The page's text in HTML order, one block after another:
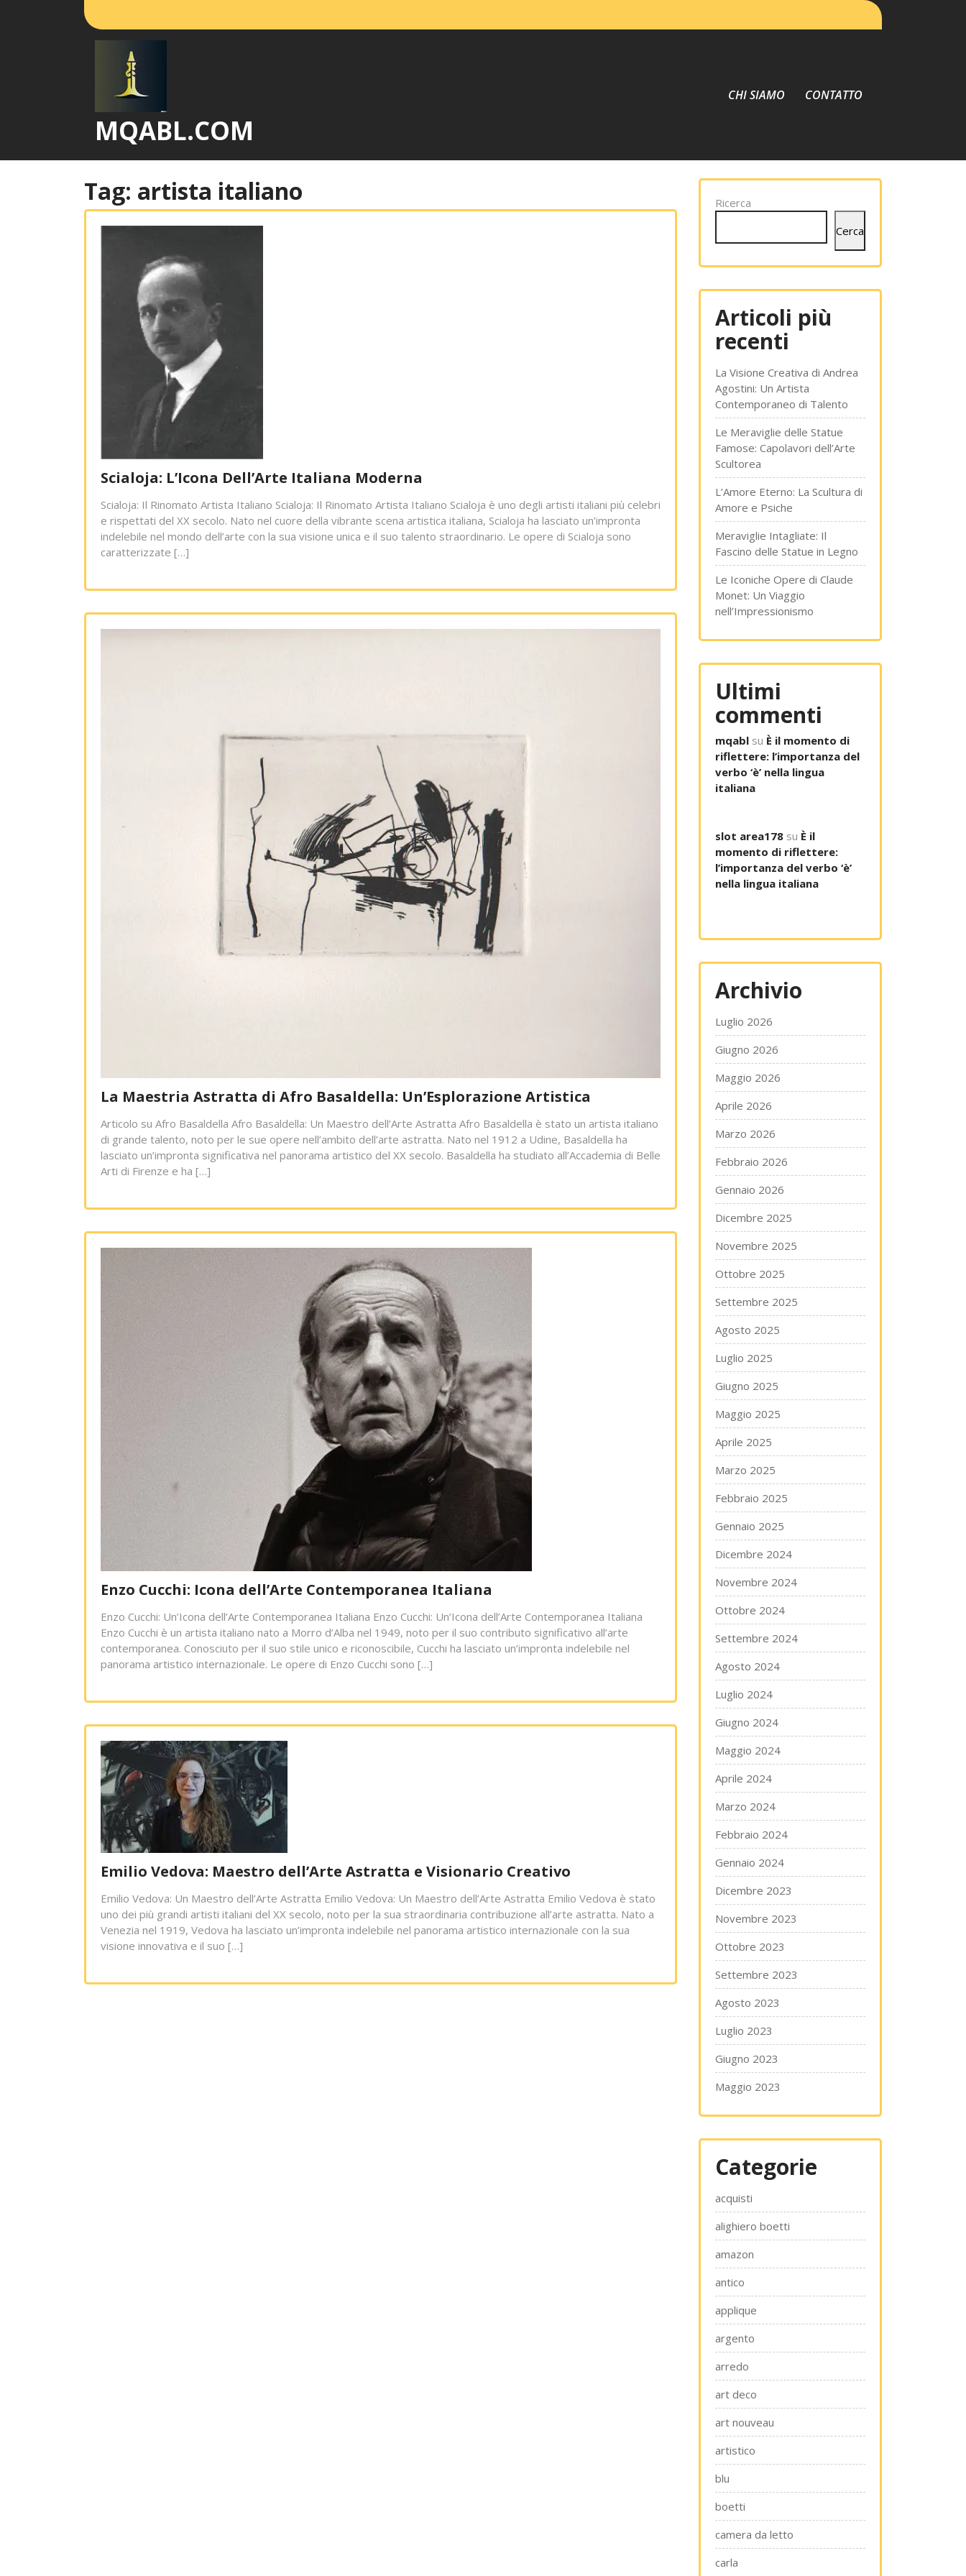
MQABL.COM
CHI SIAMO CONTATTO
Tag: artista italiano
Scialoja: L’Icona Dell’Arte Italiana Moderna
Scialoja: Il Rinomato Artista Italiano Scialoja: Il Rinomato Artista Italiano Scialoja è uno degli artisti italiani più celebri
e rispettati del XX secolo. Nato nel cuore della vibrante scena artistica italiana, Scialoja ha lasciato un’impronta
indelebile nel mondo dell’arte con la sua visione unica e il suo talento straordinario. Le opere di Scialoja sono
caratterizzate […]
La Maestria Astratta di Afro Basaldella: Un’Esplorazione Artistica
Articolo su Afro Basaldella Afro Basaldella: Un Maestro dell’Arte Astratta Afro Basaldella è stato un artista italiano
di grande talento, noto per le sue opere nell’ambito dell’arte astratta. Nato nel 1912 a Udine, Basaldella ha
lasciato un’impronta significativa nel panorama artistico del XX secolo. Basaldella ha studiato all’Accademia di Belle
Arti di Firenze e ha […]
Enzo Cucchi: Icona dell’Arte Contemporanea Italiana
Enzo Cucchi: Un’Icona dell’Arte Contemporanea Italiana Enzo Cucchi: Un’Icona dell’Arte Contemporanea Italiana
Enzo Cucchi è un artista italiano nato a Morro d’Alba nel 1949, noto per il suo contributo significativo all’arte
contemporanea. Conosciuto per il suo stile unico e riconoscibile, Cucchi ha lasciato un’impronta indelebile nel
panorama artistico internazionale. Le opere di Enzo Cucchi sono […]
Emilio Vedova: Maestro dell’Arte Astratta e Visionario Creativo
Emilio Vedova: Un Maestro dell’Arte Astratta Emilio Vedova: Un Maestro dell’Arte Astratta Emilio Vedova è stato
uno dei più grandi artisti italiani del XX secolo, noto per la sua straordinaria contribuzione all’arte astratta. Nato a
Venezia nel 1919, Vedova ha lasciato un’impronta indelebile nel panorama artistico internazionale con la sua
visione innovativa e il suo […]
Ricerca
Cerca
Articoli più
recenti
La Visione Creativa di Andrea
Agostini: Un Artista
Contemporaneo di Talento
Le Meraviglie delle Statue
Famose: Capolavori dell’Arte
Scultorea
L’Amore Eterno: La Scultura di
Amore e Psiche
Meraviglie Intagliate: Il
Fascino delle Statue in Legno
Le Iconiche Opere di Claude
Monet: Un Viaggio
nell’Impressionismo
Ultimi
commenti
mqabl su È il momento di
riflettere: l’importanza del
verbo ‘è’ nella lingua
italiana
slot area178 su È il
momento di riflettere:
l’importanza del verbo ‘è’
nella lingua italiana
Archivio
Luglio 2026
Giugno 2026
Maggio 2026
Aprile 2026
Marzo 2026
Febbraio 2026
Gennaio 2026
Dicembre 2025
Novembre 2025
Ottobre 2025
Settembre 2025
Agosto 2025
Luglio 2025
Giugno 2025
Maggio 2025
Aprile 2025
Marzo 2025
Febbraio 2025
Gennaio 2025
Dicembre 2024
Novembre 2024
Ottobre 2024
Settembre 2024
Agosto 2024
Luglio 2024
Giugno 2024
Maggio 2024
Aprile 2024
Marzo 2024
Febbraio 2024
Gennaio 2024
Dicembre 2023
Novembre 2023
Ottobre 2023
Settembre 2023
Agosto 2023
Luglio 2023
Giugno 2023
Maggio 2023
Categorie
acquisti
alighiero boetti
amazon
antico
applique
argento
arredo
art deco
art nouveau
artistico
blu
boetti
camera da letto
carla